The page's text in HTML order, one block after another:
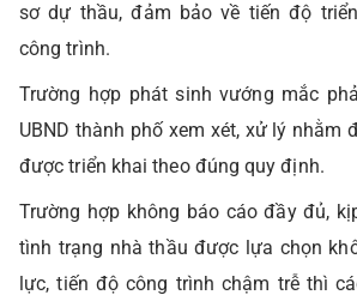
sơ dự thầu, đảm bảo về tiến độ
công trình.
Trường hợp phát sinh vướng mắc
UBND thành phố xem xét, xử lý nhằm
được triển khai theo đúng quy định.
Trường hợp không báo cáo đầy đủ,
tình trạng nhà thầu được lựa chọn
lực, tiến độ công trình chậm trễ thì